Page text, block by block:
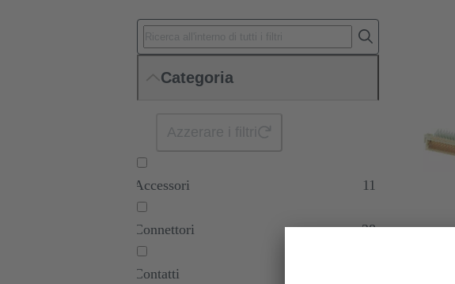
Categoria
Accessori 11
Connettori 28
Contatti